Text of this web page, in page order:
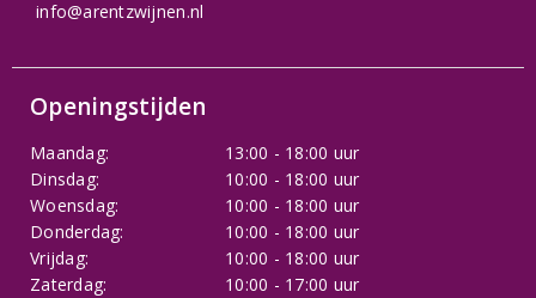
info@arentzwijnen.nl
Openingstijden
Maandag:
13:00 - 18:00 uur
Dinsdag:
10:00 - 18:00 uur
Woensdag:
10:00 - 18:00 uur
Donderdag:
10:00 - 18:00 uur
Vrijdag:
10:00 - 18:00 uur
Zaterdag:
10:00 - 17:00 uur